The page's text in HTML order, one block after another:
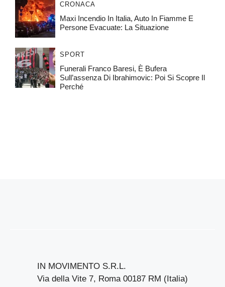
CRONACA
Maxi Incendio In Italia, Auto In Fiamme E
Persone Evacuate: La Situazione
SPORT
Funerali Franco Baresi, È Bufera
Sull’assenza Di Ibrahimovic: Poi Si Scopre Il
Perché
IN MOVIMENTO S.R.L.
Via della Vite 7, Roma 00187 RM (Italia)